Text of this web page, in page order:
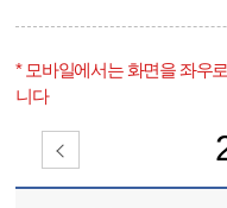
* 모바일에서는 화면을 좌우
니다